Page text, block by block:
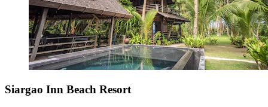
Siargao Inn Beach Resort